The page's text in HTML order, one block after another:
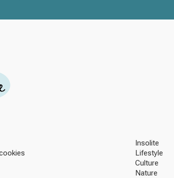
Insolite
Lifestyle
Culture
Nature